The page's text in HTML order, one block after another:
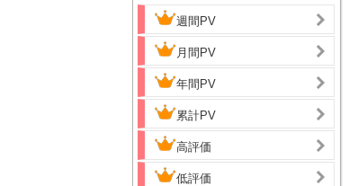
週間PV
月間PV
年間PV
累計PV
高評価
低評価